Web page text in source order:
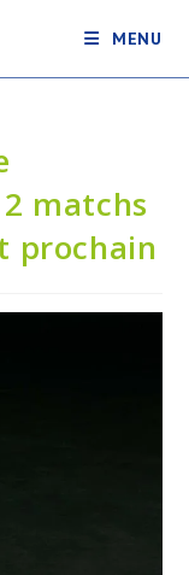
MENU
matchs
prochain